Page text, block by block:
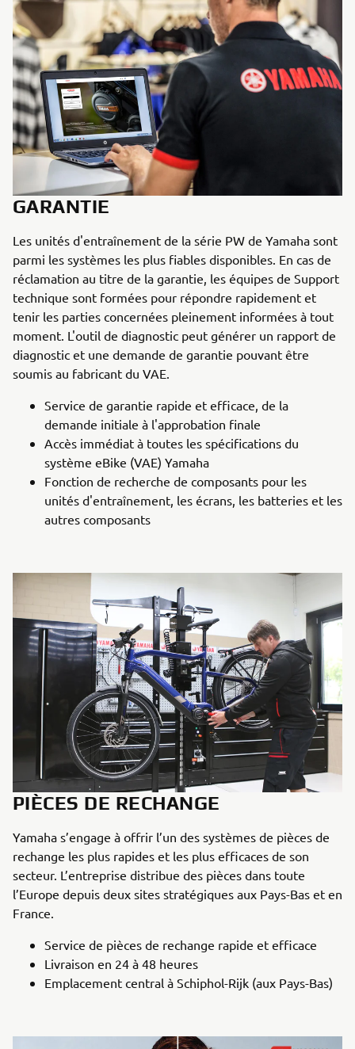
GARANTIE
Les unités d'entraînement de la série PW de Yamaha sont
parmi les systèmes les plus fiables disponibles. En cas de
réclamation au titre de la garantie, les équipes de Support
technique sont formées pour répondre rapidement et
tenir les parties concernées pleinement informées à tout
moment. L'outil de diagnostic peut générer un rapport de
diagnostic et une demande de garantie pouvant être
soumis au fabricant du VAE.
Service de garantie rapide et efficace, de la
demande initiale à l'approbation finale
Accès immédiat à toutes les spécifications du
système eBike (VAE) Yamaha
Fonction de recherche de composants pour les
unités d'entraînement, les écrans, les batteries et les
autres composants
PIÈCES DE RECHANGE
Yamaha s’engage à offrir l’un des systèmes de pièces de
rechange les plus rapides et les plus efficaces de son
secteur. L’entreprise distribue des pièces dans toute
l’Europe depuis deux sites stratégiques aux Pays-Bas et en
France.
Service de pièces de rechange rapide et efficace
Livraison en 24 à 48 heures
Emplacement central à Schiphol-Rijk (aux Pays-Bas)